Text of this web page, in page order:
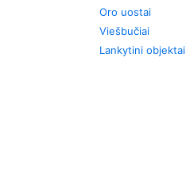
Oro uostai
Viešbučiai
Lankytini objektai